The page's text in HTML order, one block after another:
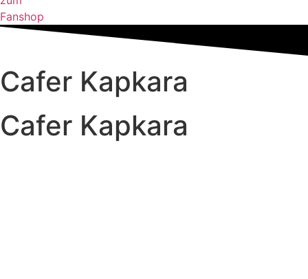
Fanshop
Cafer Kapkara
Cafer Kapkara